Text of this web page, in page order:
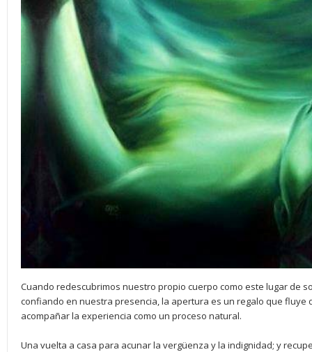
Cuando redescubrimos nuestro propio cuerpo como este lugar de
confiando en nuestra presencia, la apertura es un regalo que fluye
acompañar la experiencia como un proceso natural.
Una vuelta a casa para acunar la vergüenza y la indignidad; y